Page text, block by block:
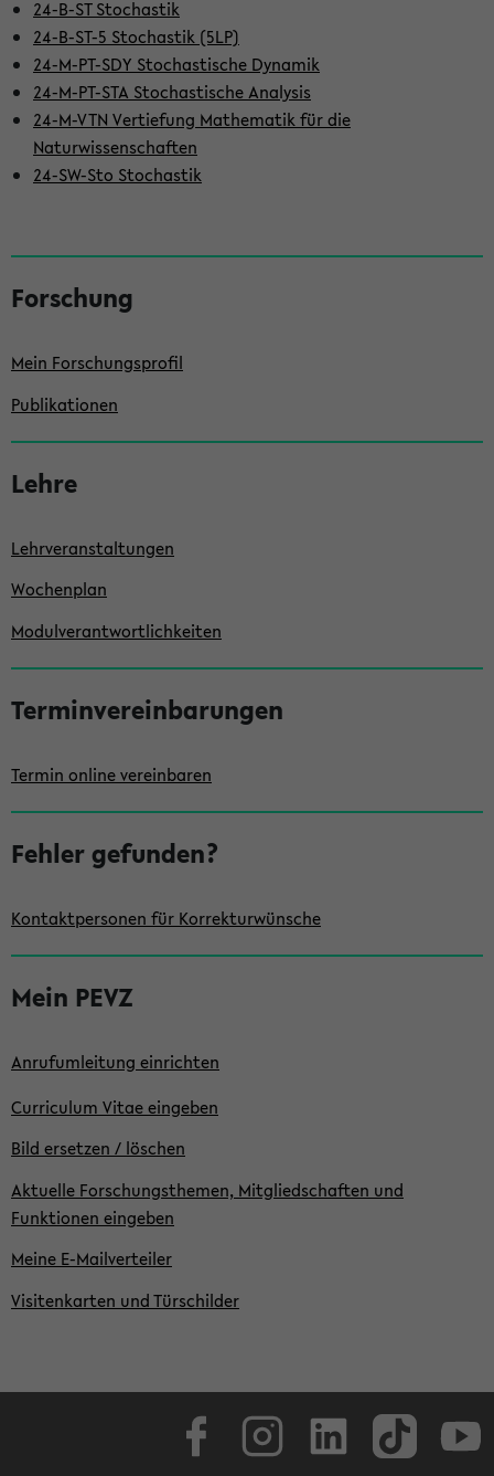
24-B-ST Stochastik
24-B-ST-5 Stochastik (5LP)
24-M-PT-SDY Stochastische Dynamik
24-M-PT-STA Stochastische Analysis
24-M-VTN Vertiefung Mathematik für die
Naturwissenschaften
24-SW-Sto Stochastik
e
t
e
n
l
i
s
e
Forschung
Mein Forschungsprofil
Publikationen
Lehre
Lehrveranstaltungen
Wochenplan
Modulverantwortlichkeiten
Terminvereinbarungen
Termin online vereinbaren
Fehler gefunden?
Kontaktpersonen für Korrekturwünsche
Mein PEVZ
Anrufumleitung einrichten
Curriculum Vitae eingeben
Bild ersetzen / löschen
Aktuelle Forschungsthemen, Mitgliedschaften und
Funktionen eingeben
Meine E-Mailverteiler
Visitenkarten und Türschilder